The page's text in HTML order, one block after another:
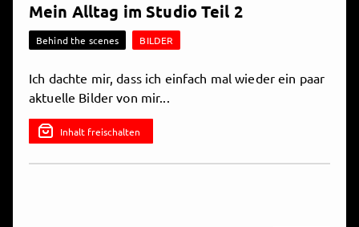
Mein Alltag im Studio Teil 2
Behind the scenes BILDER
Ich dachte mir, dass ich einfach mal wieder ein paar
aktuelle Bilder von mir...
Inhalt freischalten